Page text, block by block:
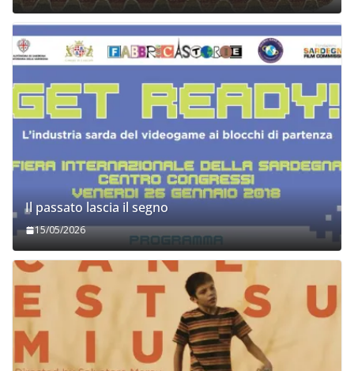
Il passato lascia il segno
15/05/2026